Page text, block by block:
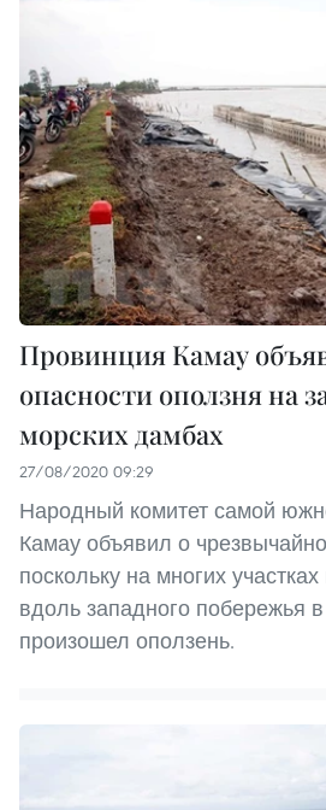
Провинция Камау
опасности оползня на
морских дамбах
27/08/2020 09:29
Народный комитет самой
Камау объявил о
поскольку на многих
вдоль западного побережья
произошел оползень.